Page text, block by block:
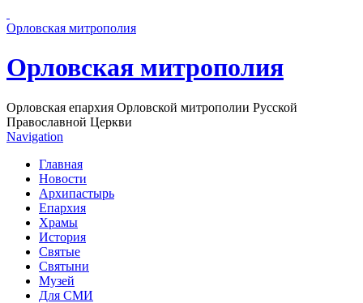
Орловская митрополия
Орловская митрополия
Орловская епархия Орловской митрополии Русской
Православной Церкви
Navigation
Главная
Новости
Архипастырь
Епархия
Храмы
История
Святые
Святыни
Музей
Для СМИ